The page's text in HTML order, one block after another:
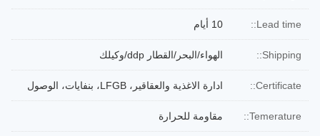
Lead time:: 10 أيام
Shipping:: الهواء/البحر/القطار ddp/وكيلك
Certificate:: ادارة الاغذية والعقاقير، LFGB، بنفايات، الوصول
Temerature:: مقاومة للحرارة